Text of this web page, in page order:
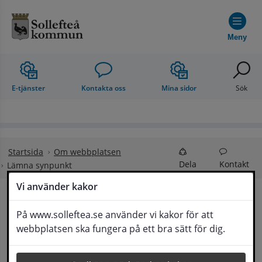
Vi använder kakor
På www.solleftea.se använder vi kakor för att
webbplatsen ska fungera på ett bra sätt för dig.
Meny
E-tjänster Kontakta oss Mina sidor Sök
Startsida
Om webbplatsen
Lämna synpunkt
Dela Kontakt
Lämna synpunkt
Här kan du lämna synpunkter, förslag och